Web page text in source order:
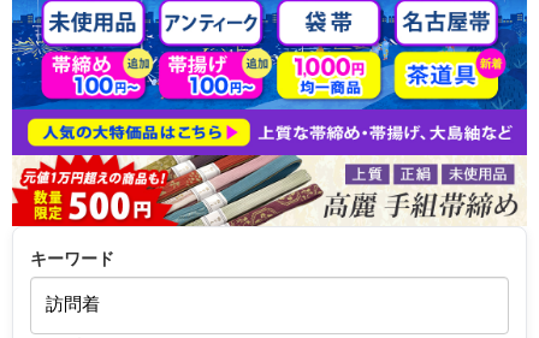
キーワード